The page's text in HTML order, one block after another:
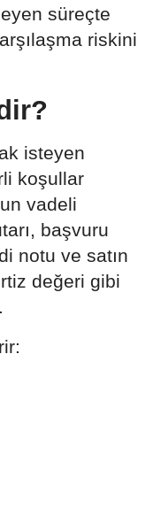
süreçte
riskini
isteyen
koşullar
vadeli
başvuru
notu ve satın
değeri gibi